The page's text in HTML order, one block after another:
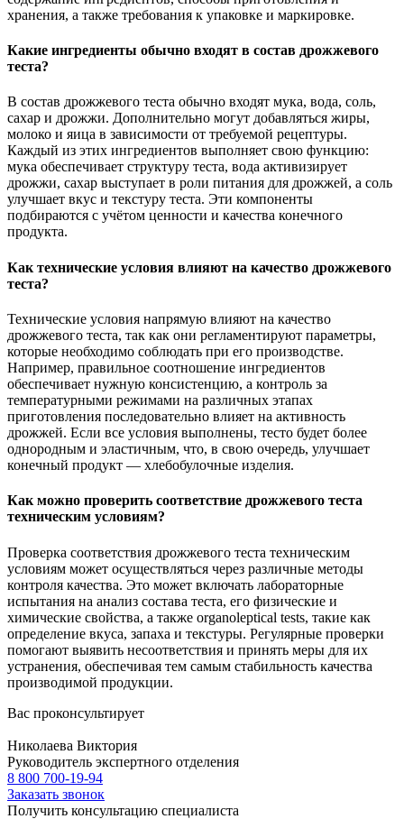
хранения, а также требования к упаковке и маркировке.
Какие ингредиенты обычно входят в состав дрожжевого
теста?
В состав дрожжевого теста обычно входят мука, вода, соль,
сахар и дрожжи. Дополнительно могут добавляться жиры,
молоко и яица в зависимости от требуемой рецептуры.
Каждый из этих ингредиентов выполняет свою функцию:
мука обеспечивает структуру теста, вода активизирует
дрожжи, сахар выступает в роли питания для дрожжей, а соль
улучшает вкус и текстуру теста. Эти компоненты
подбираются с учётом ценности и качества конечного
продукта.
Как технические условия влияют на качество дрожжевого
теста?
Технические условия напрямую влияют на качество
дрожжевого теста, так как они регламентируют параметры,
которые необходимо соблюдать при его производстве.
Например, правильное соотношение ингредиентов
обеспечивает нужную консистенцию, а контроль за
температурными режимами на различных этапах
приготовления последовательно влияет на активность
дрожжей. Если все условия выполнены, тесто будет более
однородным и эластичным, что, в свою очередь, улучшает
конечный продукт — хлебобулочные изделия.
Как можно проверить соответствие дрожжевого теста
техническим условиям?
Проверка соответствия дрожжевого теста техническим
условиям может осуществляться через различные методы
контроля качества. Это может включать лабораторные
испытания на анализ состава теста, его физические и
химические свойства, а также organoleptical tests, такие как
определение вкуса, запаха и текстуры. Регулярные проверки
помогают выявить несоответствия и принять меры для их
устранения, обеспечивая тем самым стабильность качества
производимой продукции.
Вас проконсультирует
Николаева Виктория
Руководитель экспертного отделения
8 800 700-19-94
Заказать звонок
Получить консультацию специалиста